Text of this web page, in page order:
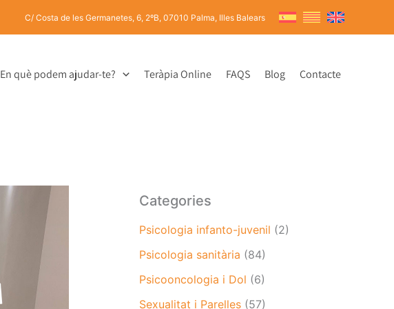
C/ Costa de les Germanetes, 6, 2ºB, 07010 Palma, Illes Balears
En què podem ajudar-te? Teràpia Online FAQS Blog Contacte
Categories
Psicologia infanto-juvenil (2)
Psicologia sanitària (84)
Psicooncologia i Dol (6)
Sexualitat i Parelles (57)